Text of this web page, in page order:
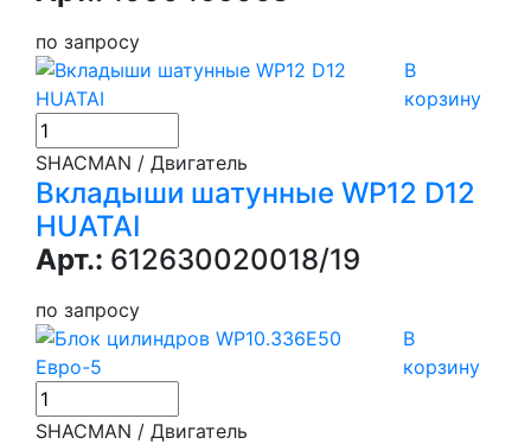
по запросу
В
корзину
SHACMAN / Двигатель
Вкладыши шатунные WP12 D12
HUATAI
Арт.: 612630020018/19
по запросу
В
корзину
SHACMAN / Двигатель